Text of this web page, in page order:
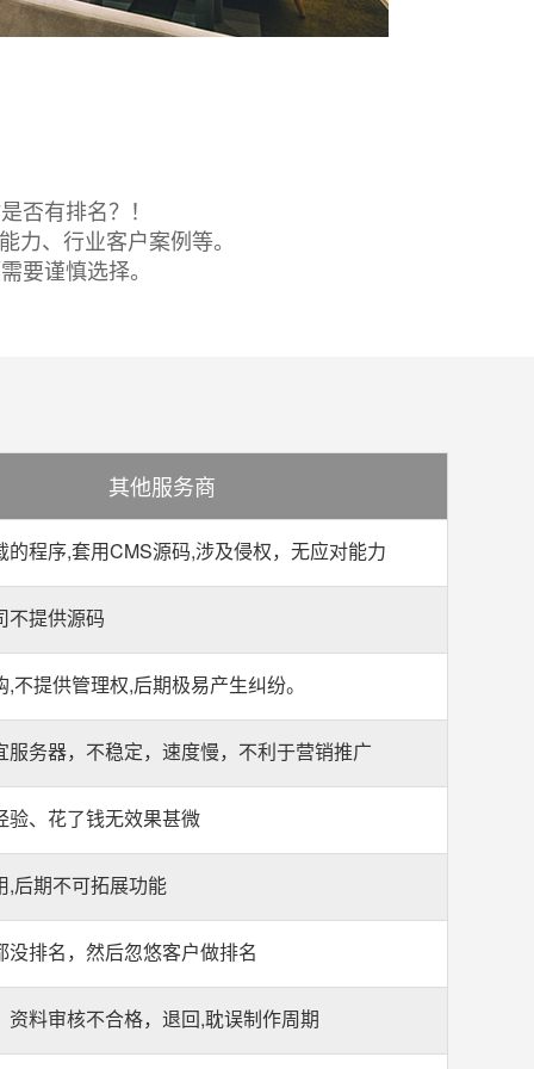
否有排名？！
、行业客户案例等。
要谨慎选择。
其他服务商
程序,套用CMS源码,涉及侵权，无应对能力
不提供源码
不提供管理权,后期极易产生纠纷。
务器，不稳定，速度慢，不利于营销推广
、花了钱无效果甚微
后期不可拓展功能
排名，然后忽悠客户做排名
料审核不合格，退回,耽误制作周期